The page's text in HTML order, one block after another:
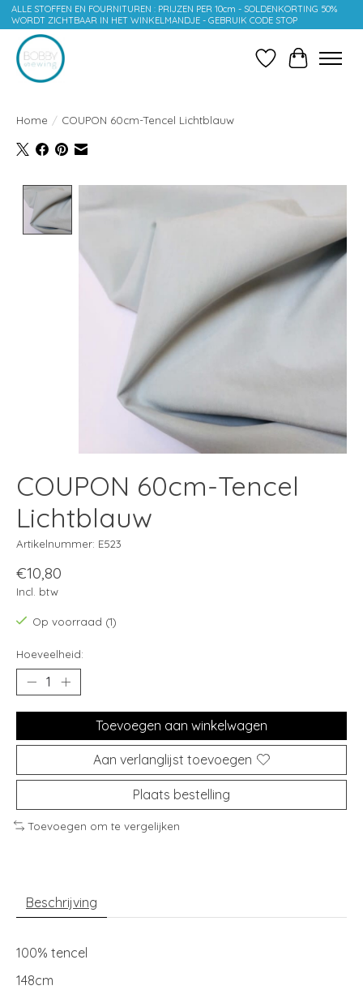
ALLE STOFFEN EN FOURNITUREN : PRIJZEN PER 10cm - SOLDENKORTING 50%
WORDT ZICHTBAAR IN HET WINKELMANDJE - GEBRUIK CODE STOP
Verlanglijst
Home / COUPON 60cm-Tencel Lichtblauw
COUPON 60cm-Tencel
Lichtblauw
Artikelnummer: E523
€10,80
Incl. btw
Op voorraad (1)
Hoeveelheid:
Toevoegen aan winkelwagen
Aan verlanglijst toevoegen
Plaats bestelling
Toevoegen om te vergelijken
Beschrijving
100% tencel
148cm